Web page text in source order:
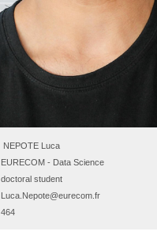
NEPOTE Luca
EURECOM - Data Science
doctoral student
Luca.Nepote@eurecom.fr
464